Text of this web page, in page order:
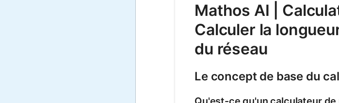
Mathos AI |
Calculer la
du réseau
Le concept de base du